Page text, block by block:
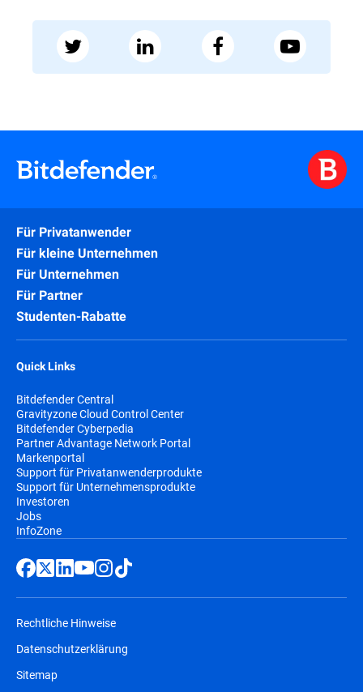
Für Privatanwender
Für kleine Unternehmen
Für Unternehmen
Für Partner
Studenten-Rabatte
Quick Links
Bitdefender Central
Gravityzone Cloud Control Center
Bitdefender Cyberpedia
Partner Advantage Network Portal
Markenportal
Support für Privatanwenderprodukte
Support für Unternehmensprodukte
Investoren
Jobs
InfoZone
Rechtliche Hinweise
Datenschutzerklärung
Sitemap